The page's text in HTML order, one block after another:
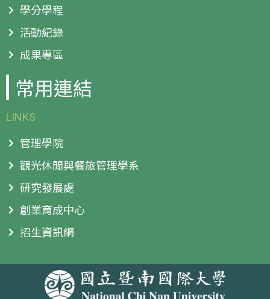
學分學程
活動紀錄
成果專區
常用連結
LINKS
管理學院
觀光休閒與餐旅管理學系
研究發展處
創業育成中心
招生資訊網